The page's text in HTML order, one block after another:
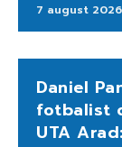
7 august 2026
Daniel
fotbalist
UTA